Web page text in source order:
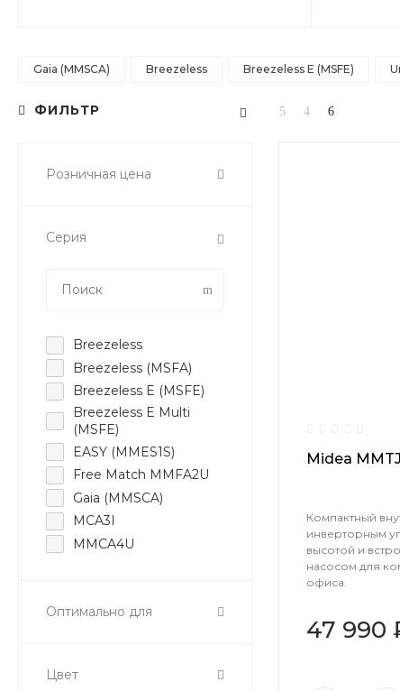
Gaia (MMSCA) Breezeless Breezeless E (MSFE)
ФИЛЬТР
Розничная цена
Серия
Breezeless
Breezeless (MSFA)
Breezeless E (MSFE)
Breezeless E Multi
(MSFE)
EASY (MMES1S)
Free Match MMFA2U
Gaia (MMSCA)
MCA3I
MMCA4U
MTIU multi
MTIU-P(GA)
Оптимально для
Цвет
Midea
Компактный
инверторным
высотой и
насосом для
офиса.
47 990